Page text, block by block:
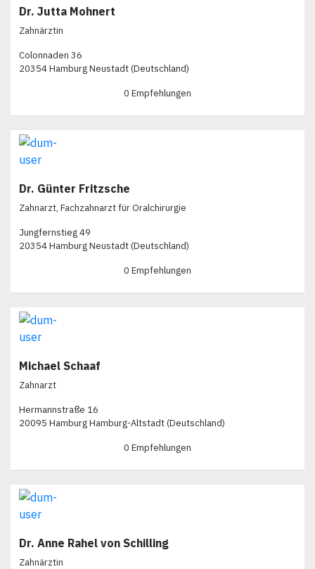
Dr. Jutta Mohnert
Zahnärztin
Colonnaden 36
20354 Hamburg Neustadt (Deutschland)
0 Empfehlungen
Dr. Günter Fritzsche
Zahnarzt, Fachzahnarzt für Oralchirurgie
Jungfernstieg 49
20354 Hamburg Neustadt (Deutschland)
0 Empfehlungen
Michael Schaaf
Zahnarzt
Hermannstraße 16
20095 Hamburg Hamburg-Altstadt (Deutschland)
0 Empfehlungen
Dr. Anne Rahel von Schilling
Zahnärztin